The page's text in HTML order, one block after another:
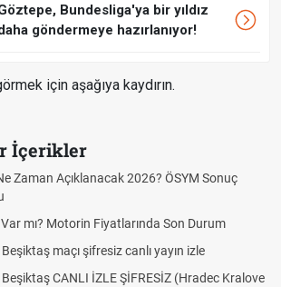
Bundesliga'ya bir yıldız
göndermeye hazırlanıyor!
için aşağıya kaydırın.
İçerikler
Zaman Açıklanacak 2026? ÖSYM Sonuç
mı? Motorin Fiyatlarında Son Durum
maçı şifresiz canlı yayın izle
CANLI İZLE ŞİFRESİZ (Hradec Kralove